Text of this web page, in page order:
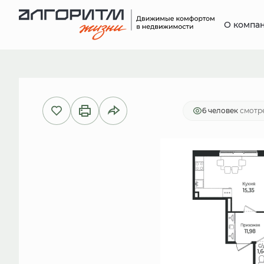
О
3-комнатная 73.89 м 14
6 человек